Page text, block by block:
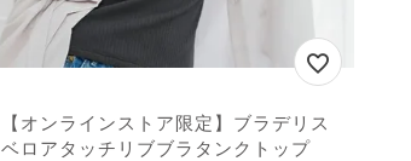
【オンラインストア限定】ブラデリス
ベロアタッチリブブラタンクトップ